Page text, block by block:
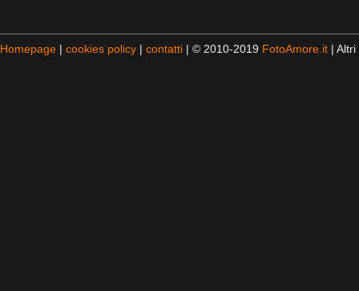
Homepage | cookies policy | contatti | © 2010-2019 FotoAmore.it |